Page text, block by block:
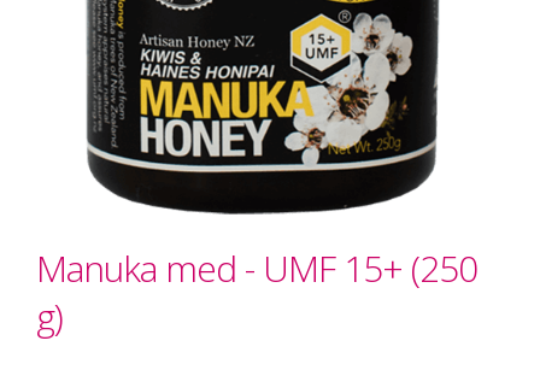
Manuka med - UMF 15+ (250
g)